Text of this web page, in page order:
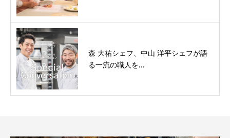
森 大祐シェフ、中山 洋平シェフが語
る一流の職人を...